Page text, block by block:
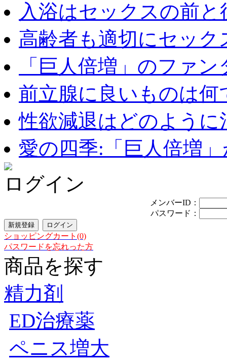
入浴はセックスの前と
高齢者も適切にセック
「巨人倍増」のファ
前立腺に良いものは何
性欲減退はどのように
愛の四季:「巨人倍増
ログイン
メンバーID：
パスワード：
ショッピングカート(0)
パスワードを忘れった方
商品を探す
精力剤
ED治療薬
ペニス増大